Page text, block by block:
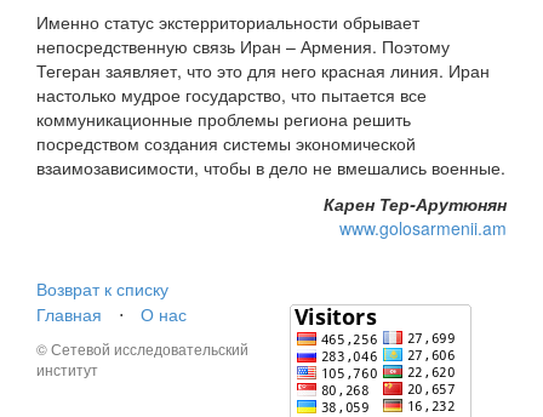
Именно статус экстерриториальности обрывает
непосредственную связь Иран – Армения. Поэтому
Тегеран заявляет, что это для него красная линия. Иран
настолько мудрое государство, что пытается все
коммуникационные проблемы региона решить
посредством создания системы экономической
взаимозависимости, чтобы в дело не вмешались военные.
Карен Тер-Арутюнян
www.golosarmenii.am
Возврат к списку
Главная
⋅ О нас
© Сетевой исследовательский
институт